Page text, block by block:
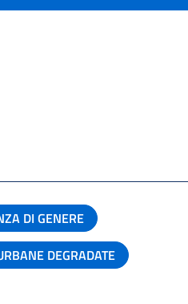
DI GENERE
DEGRADATE